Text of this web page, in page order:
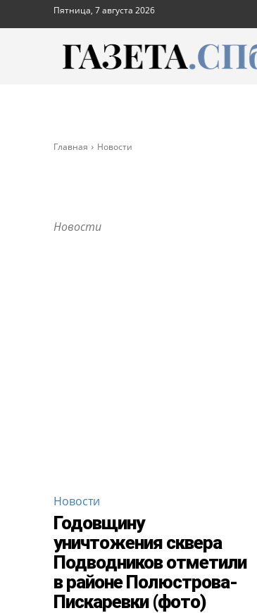
Пятница, 7 августа 2026
Главная Новости
Новости
Новости
Годовщину
уничтожения сквера
Подводников отметили
в районе Полюстрова-
Пискаревки (фото)